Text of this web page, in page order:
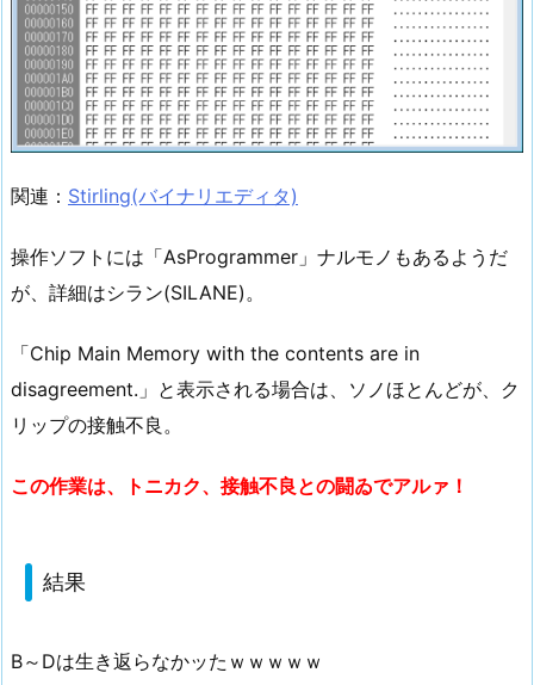
関連： Stirling(バイナリエディタ)
操作ソフトには「AsProgrammer」ナルモノもあるようだ
が、詳細はシラン(SILANE)。
「Chip Main Memory with the contents are in
disagreement.」と表示される場合は、ソノほとんどが、ク
リップの接触不良。
この作業は、トニカク、接触不良との闘ゐでアルァ！
結果
B～Dは生き返らなかッたｗｗｗｗｗ